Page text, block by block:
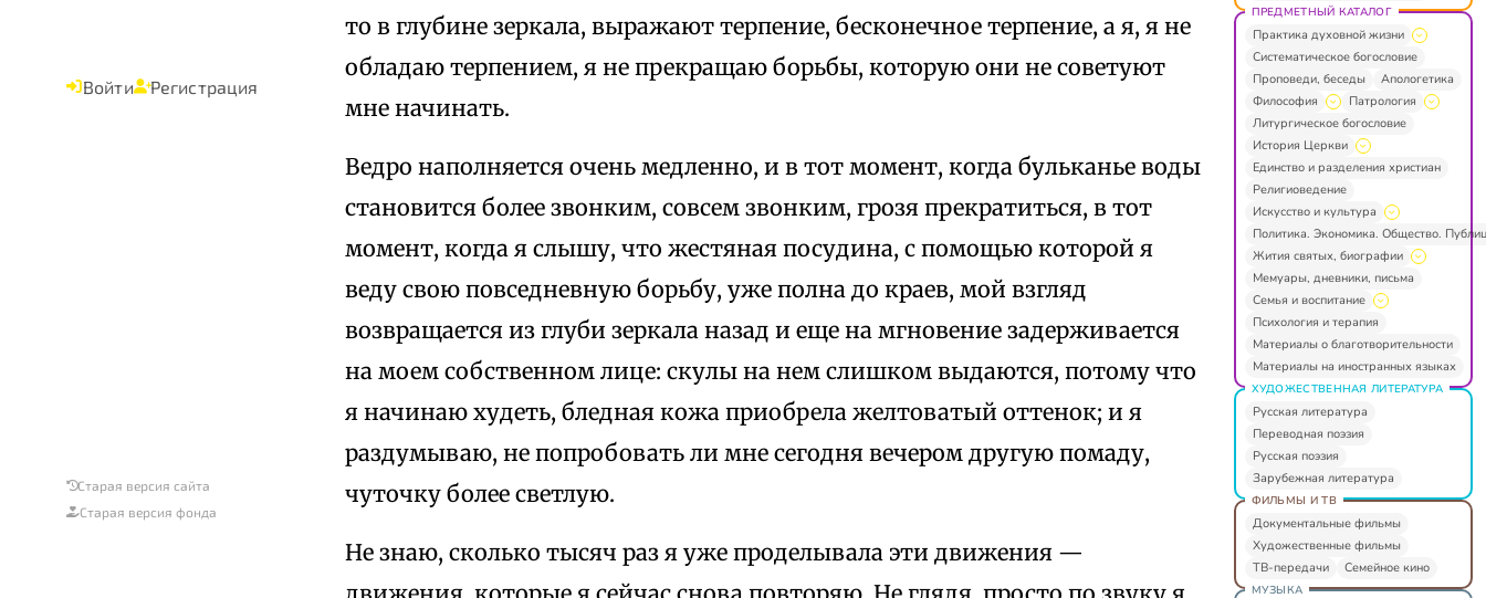
Войти Регистрация
Старая версия сайта
Старая версия фонда
то в глубине зеркала, выражают терпение, бесконечное терпение, а я, я не
обладаю терпением, я не прекращаю борьбы, которую они не советуют
мне начинать.
Ведро наполняется очень медленно, и в тот момент, когда бульканье воды
становится более звонким, совсем звонким, грозя прекратиться, в тот
момент, когда я слышу, что жестяная посудина, с помощью которой я
веду свою повседневную борьбу, уже полна до краев, мой взгляд
возвращается из глуби зеркала назад и еще на мгновение задерживается
на моем собственном лице: скулы на нем слишком выдаются, потому что
я начинаю худеть, бледная кожа приобрела желтоватый оттенок; и я
раздумываю, не попробовать ли мне сегодня вечером другую помаду,
чуточку более светлую.
Не знаю, сколько тысяч раз я уже проделывала эти движения —
ПРЕДМЕТНЫЙ КАТАЛОГ
Практика духовной жизни
Систематическое богословие
Проповеди, беседы
Апологетика
Философия
Патрология
Литургическое богословие
История Церкви
Единство и разделения христиан
Религиоведение
Искусство и культура
Политика. Экономика. Общество.
Жития святых, биографии
Мемуары, дневники, письма
Семья и воспитание
Психология и терапия
Материалы о благотворительности
Материалы на иностранных языках
ХУДОЖЕСТВЕННАЯ ЛИТЕРАТУРА
Русская литература
Переводная поэзия
Русская поэзия
Зарубежная литература
ФИЛЬМЫ И ТВ
Документальные фильмы
Художественные фильмы
ТВ-передачи
Семейное кино
МУЗЫКА